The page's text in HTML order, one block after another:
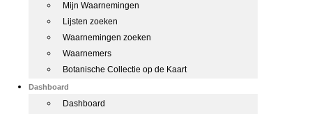
Mijn Waarnemingen
Lijsten zoeken
Waarnemingen zoeken
Waarnemers
Botanische Collectie op de Kaart
Dashboard
Dashboard